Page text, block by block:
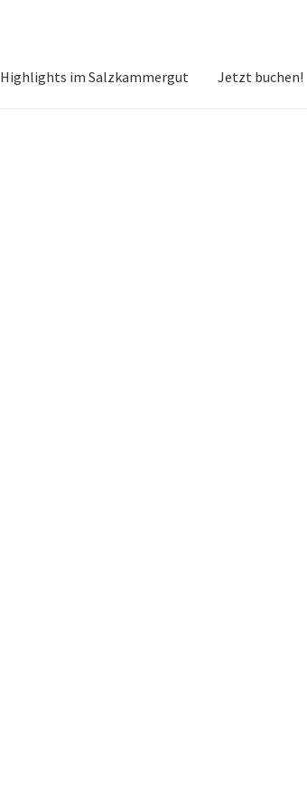
Highlights im Salzkammergut Jetzt buchen!